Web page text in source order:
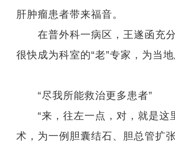
肝肿瘤患者带来福音。
在普外科一病区，王遂函充分
很快成为科室的“老”专家，为当
“尽我所能救治更多患者”
“来，往左一点，对，就是这
术，为一例胆囊结石、胆总管扩